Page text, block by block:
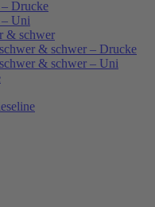
Drucke
– Uni
& schwer
& schwer – Drucke
& schwer – Uni